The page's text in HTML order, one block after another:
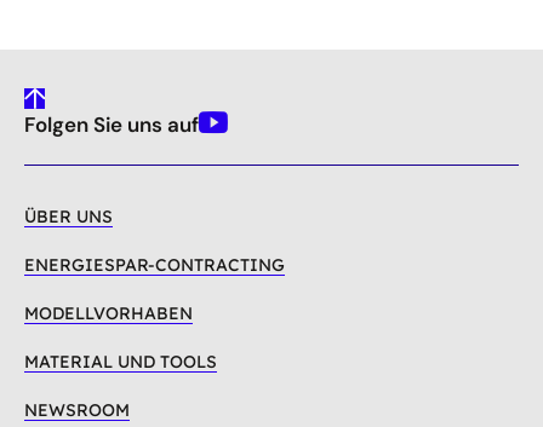
gehe
nach
Folgen Sie uns aufYoutube
ÜBER UNS
ENERGIESPAR-CONTRACTING
MODELLVORHABEN
MATERIAL UND TOOLS
NEWSROOM